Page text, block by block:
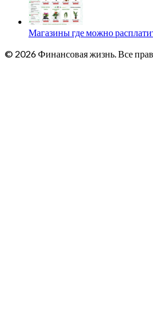
Магазины где можно
© 2026 Финансовая жизнь. Все